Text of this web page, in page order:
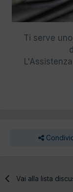
Ti serve
Vai alla lista